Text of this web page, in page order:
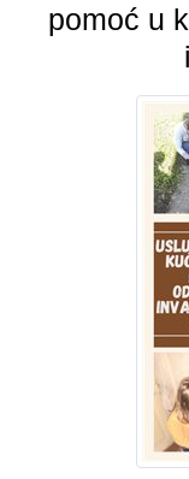
pomoć u